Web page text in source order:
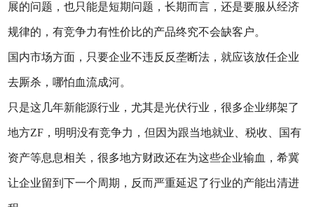
展的问题，也只能是短期问题，长期而言，还是要服从经济
规律的，有竞争力有性价比的产品终究不会缺客户。
国内市场方面，只要企业不违反反垄断法，就应该放任企业
去厮杀，哪怕血流成河。
只是这几年新能源行业，尤其是光伏行业，很多企业绑架了
地方ZF，明明没有竞争力，但因为跟当地就业、税收、国有
资产等息息相关，很多地方财政还在为这些企业输血，希冀
让企业留到下一个周期，反而严重延迟了行业的产能出清进